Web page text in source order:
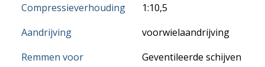
Compressieverhouding
1:10,5
Aandrijving
voorwielaandrijving
Remmen voor
Geventileerde schijven